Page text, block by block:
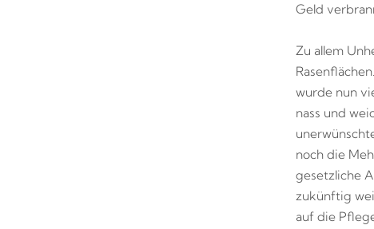
Geld
Zu allem
wurde nun
nass und
noch die
gesetzliche
zukünftig
auf die